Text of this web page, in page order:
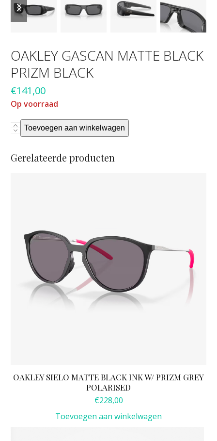
slide
slide
OAKLEY GASCAN MATTE BLACK
PRIZM BLACK
€141,00
Op voorraad
Oakley
Gascan
black
Toevoegen aan winkelwagen
Gerelateerde producten
OAKLEY SIELO MATTE BLACK INK W/ PRIZM GREY
POLARISED
€228,00
Toevoegen aan winkelwagen